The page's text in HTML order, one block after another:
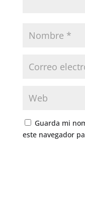
Guarda mi
este navegador